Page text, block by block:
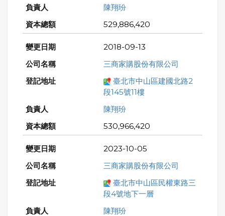
陳翔玢
529,886,420
2018-09-13
三商家購股份有限公司
臺北市中山區建國北路2
段145號11樓
陳翔玢
530,966,420
2023-10-05
三商家購股份有限公司
臺北市中山區民權東路三
段4號地下一層
陳翔玢